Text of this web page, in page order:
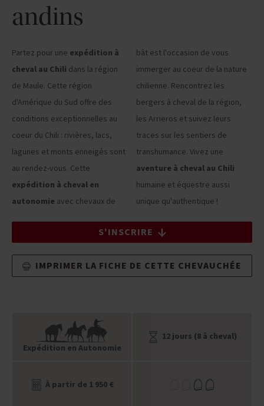
andins
Partez pour une expédition à
cheval au Chili dans la région
de Maule. Cette région
d'Amérique du Sud offre des
conditions exceptionnelles au
coeur du Chili : rivières, lacs,
lagunes et monts enneigés sont
au rendez-vous. Cette
expédition à cheval en
autonomie avec chevaux de
bât est l'occasion de vous
immerger au coeur de la nature
chilienne. Rencontrez les
bergers à cheval de la région,
les Arrieros et suivez leurs
traces sur les sentiers de
transhumance. Vivez une
aventure à cheval au Chili
humaine et équestre aussi
unique qu'authentique !
S'INSCRIRE
IMPRIMER LA FICHE DE CETTE CHEVAUCHÉE
Expédition en Autonomie
12 jours (8 à cheval)
À partir de 1 950 €